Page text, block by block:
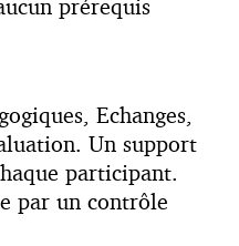
prérequis
Echanges,
Un support
participant.
par un contrôle